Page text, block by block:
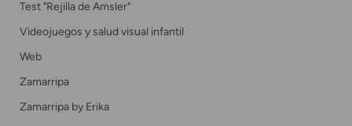
Test "Rejilla de Amsler"
Videojuegos y salud visual infantil
Web
Zamarripa
Zamarripa by Erika